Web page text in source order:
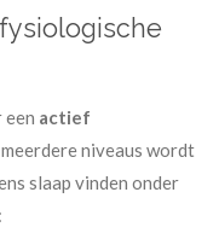
een actief
niveaus wordt
slaap vinden onder